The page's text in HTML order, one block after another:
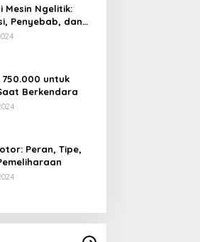
Mesin Ngelitik:
Penyebab, dan
750.000 untuk
Berkendara
Peran, Tipe,